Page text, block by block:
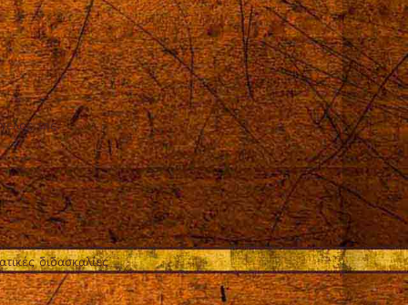
της.
διδασκαλίες